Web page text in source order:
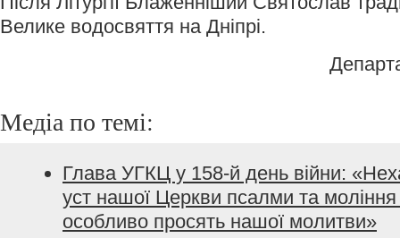
Велике водосвяття на Дніпрі.
Медіа по темі:
Глава УГКЦ у 158-й день війни:
уст нашої Церкви псалми та моління
особливо просять нашої молитви»